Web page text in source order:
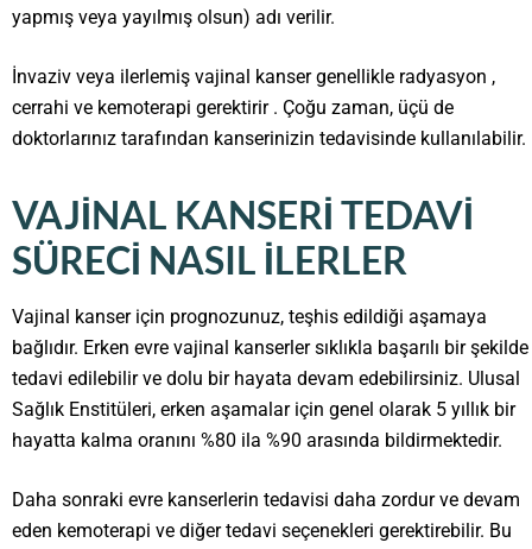
yapmış veya yayılmış olsun) adı verilir.
İnvaziv veya ilerlemiş vajinal kanser genellikle radyasyon ,
cerrahi ve kemoterapi gerektirir . Çoğu zaman, üçü de
doktorlarınız tarafından kanserinizin tedavisinde kullanılabilir.
VAJINAL KANSERI TEDAVI
SÜRECI NASIL ILERLER
Vajinal kanser için prognozunuz, teşhis edildiği aşamaya
bağlıdır. Erken evre vajinal kanserler sıklıkla başarılı bir şekilde
tedavi edilebilir ve dolu bir hayata devam edebilirsiniz. Ulusal
Sağlık Enstitüleri, erken aşamalar için genel olarak 5 yıllık bir
hayatta kalma oranını %80 ila %90 arasında bildirmektedir.
Daha sonraki evre kanserlerin tedavisi daha zordur ve devam
eden kemoterapi ve diğer tedavi seçenekleri gerektirebilir. Bu